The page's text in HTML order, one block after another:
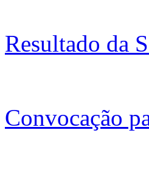
Resultado da
Convocação